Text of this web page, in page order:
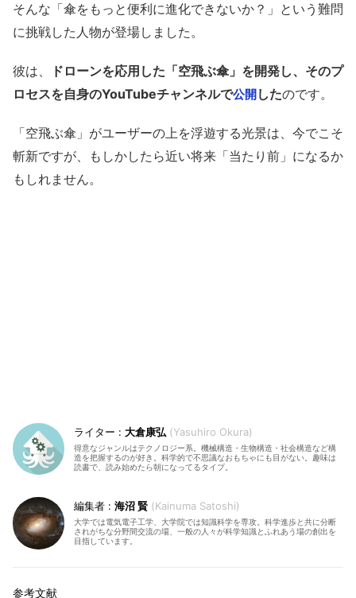
そんな「傘をもっと便利に進化できないか？」という難問
に挑戦した人物が登場しました。
彼は、
ドローンを応用した「空飛ぶ傘」を開発し、そのプ
ロセスを自身のYouTubeチャンネルで公開したのです。
「空飛ぶ傘」がユーザーの上を浮遊する光景は、今でこそ
斬新ですが、もしかしたら近い将来「当たり前」になるか
もしれません。
大倉康弘 Yasuhiro Okura
得意なジャンルはテクノロジー系。機械構造・生物構造・社会構造など構
造を把握するのが好き。科学的で不思議なおもちゃにも目がない。趣味は
読書で、読み始めたら朝になってるタイプ。
海沼 賢 Kainuma Satoshi
大学では電気電子工学、大学院では知識科学を専攻。科学進歩と共に分断
されがちな分野間交流の場、一般の人々が科学知識とふれあう場の創出を
目指しています。